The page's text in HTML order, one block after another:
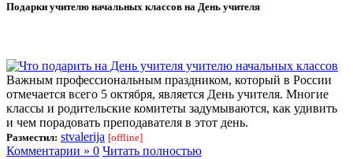
Подарки учителю начальных классов на День учителя
Важным профессиональным праздником, который в России
отмечается всего 5 октября, является День учителя. Многие
классы и родительские комитеты задумываются, как удивить
и чем порадовать преподавателя в этот день.
Разместил: stvalerija [offline]
Комментарии » 0 Читать полностью